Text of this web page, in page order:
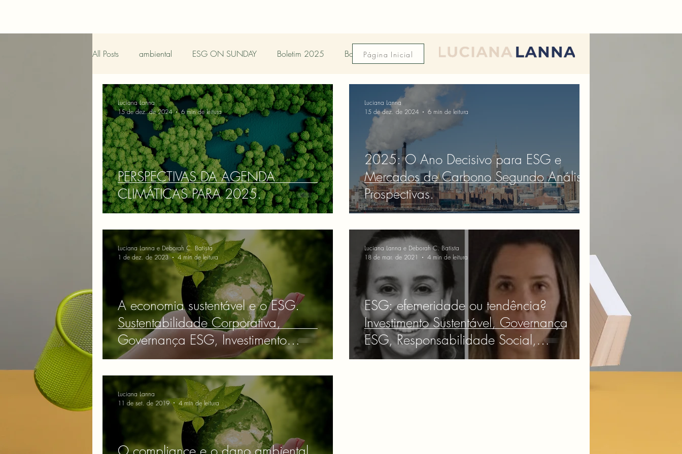
All Posts ambiental ESG ON SUNDAY Boletim 2025 Boletim Ambiental
PERSPECTIVAS DA AGENDA
CLIMÁTICAS PARA 2025.
Luciana Lanna
15 de dez. de 2024
6 min de leitura
2025: O Ano Decisivo para ESG e
Mercados de Carbono Segundo Análises
Prospectivas.
Luciana Lanna
15 de dez. de 2024
6 min de leitura
A economia sustentável e o ESG.
Sustentabilidade Corporativa,
Governança ESG, Investimento
Sustentável, Resiliência Econômica,
Inovação Verde.
Luciana Lanna e Deborah C. Batista
1 de dez. de 2023
4 min de leitura
ESG: efemeridade ou tendência?
Investimento Sustentável, Governança
ESG, Responsabilidade Social,
Resiliência Empresarial, Transformação
Luciana Lanna e Deborah C. Batista
18 de mar. de 2021
4 min de leitura
Luciana Lanna
11 de set. de 2019
4 min de leitura
Página Inicial Login